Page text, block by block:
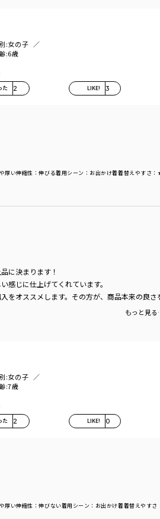
:女の子
:6歳
た 2 LIKE! 3
厚い伸縮性 ：伸びる着用シーン ：お出かけ着着替えやすさ
に決まります！
感じに仕上げてくれています。
をオススメします。その方が、商品本来の良
もっと見
:女の子
:7歳
た 2 LIKE! 0
厚い伸縮性 ：伸びない着用シーン ：お出かけ着着替えやすさ